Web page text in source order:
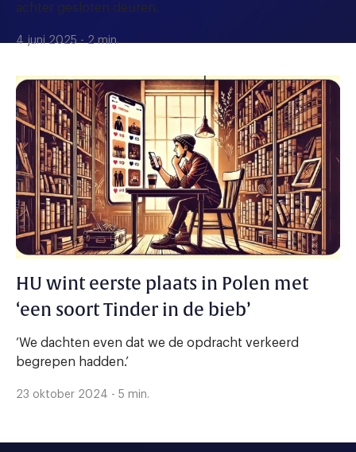
achter gesloten deuren.
4 juni 2025 - 2 min.
HU wint eerste plaats in Polen met
‘een soort Tinder in de bieb’
‘We dachten even dat we de opdracht verkeerd
begrepen hadden.’
23 oktober 2024 - 5 min.